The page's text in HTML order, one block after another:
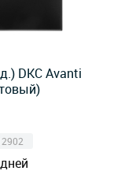
DKC Avanti